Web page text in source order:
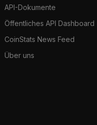
API-Dokumente
Öffentliches API Dashboard
CoinStats News Feed
Über uns